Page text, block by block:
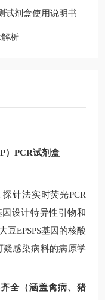
试剂盒使用说明书
析
）PCR试剂盒
探针法实时荧光PCR
因设计特异性引物和
豆EPSPS基因 的核酸
疑感染病料的病原学
全（涵盖禽病、猪